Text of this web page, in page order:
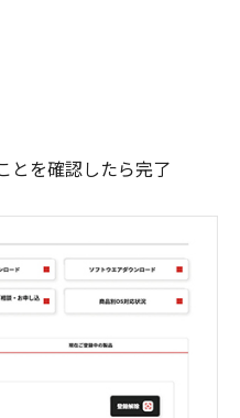
とを確認したら完了